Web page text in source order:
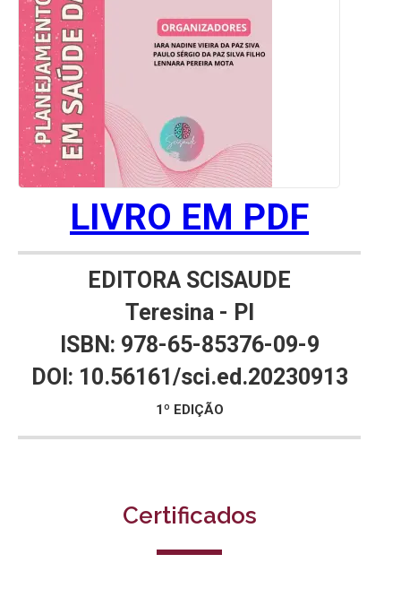
LIVRO EM PDF
EDITORA SCISAUDE
Teresina - PI
ISBN: 978-65-85376-09-9
DOI: 10.56161/sci.ed.20230913
1º EDIÇÃO